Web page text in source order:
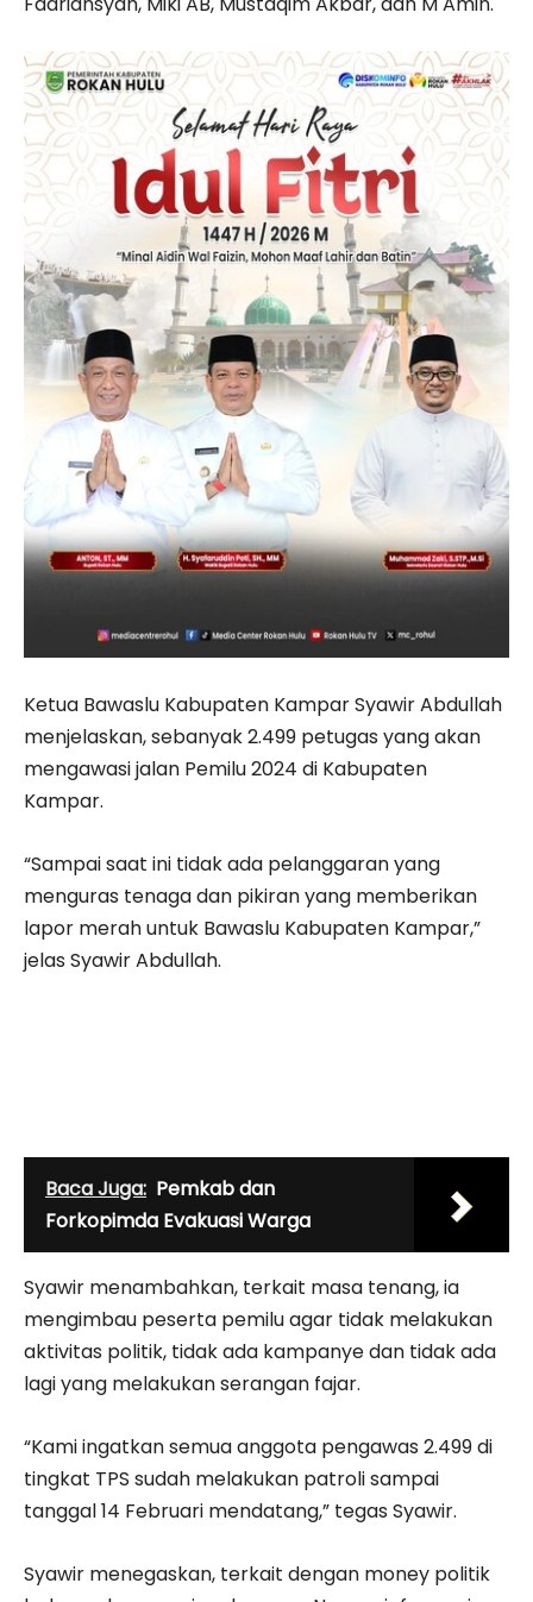
Ketua Bawaslu Kabupaten Kampar Syawir Abdullah
menjelaskan, sebanyak 2.499 petugas yang akan
mengawasi jalan Pemilu 2024 di Kabupaten
Kampar.
“Sampai saat ini tidak ada pelanggaran yang
menguras tenaga dan pikiran yang memberikan
lapor merah untuk Bawaslu Kabupaten Kampar,”
jelas Syawir Abdullah.
Baca Juga: Pemkab dan
Forkopimda Evakuasi Warga
Syawir menambahkan, terkait masa tenang, ia
mengimbau peserta pemilu agar tidak melakukan
aktivitas politik, tidak ada kampanye dan tidak ada
lagi yang melakukan serangan fajar.
“Kami ingatkan semua anggota pengawas 2.499 di
tingkat TPS sudah melakukan patroli sampai
tanggal 14 Februari mendatang,” tegas Syawir.
Syawir menegaskan, terkait dengan money politik